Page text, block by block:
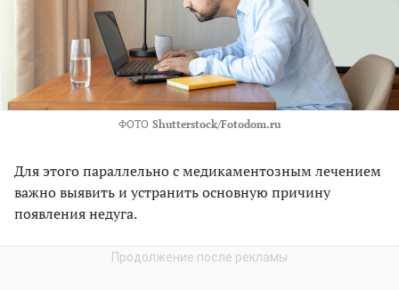
ФОТО Shutterstock/Fotodom.ru
Для этого параллельно с медикаментозным лечением
важно выявить и устранить основную причину
появления недуга.